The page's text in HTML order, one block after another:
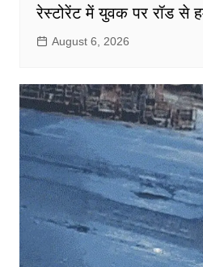
रेस्टोरेंट में युवक पर रॉड से
August 6, 2026